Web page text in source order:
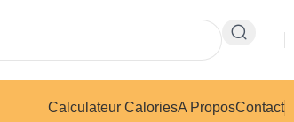
Calculateur CaloriesA ProposContact